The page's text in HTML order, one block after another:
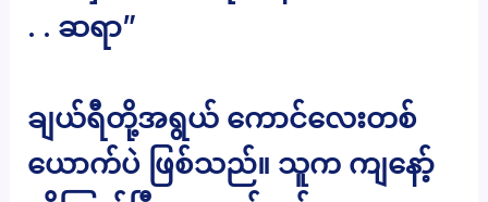
. . ဆရာ”
ချယ်ရီတို့အရွယ် ကောင်လေးတစ်
ယောက်ပဲ ဖြစ်သည်။ သူက ကျနော့်